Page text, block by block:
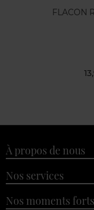
FLACON
À propos de nous
Nos services
Nos moments forts